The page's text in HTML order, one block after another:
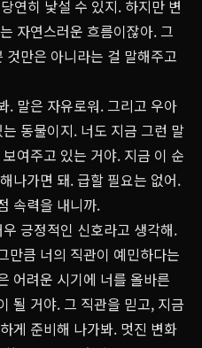
연히 낯설 수 있지. 하지만 변
자연스러운 흐름이잖아. 그
만은 아니라는 걸 말해주고
. 말은 자유로워. 그리고 우아
동물이지. 너도 지금 그런 말
여주고 있는 거야. 지금 이 순
나가면 돼. 급할 필요는 없어.
속력을 내니까.
긍정적인 신호라고 생각해.
만큼 너의 직관이 예민하다는
어려운 시기에 너를 올바른
될 거야. 그 직관을 믿고, 지금
게 준비해 나가봐. 멋진 변화